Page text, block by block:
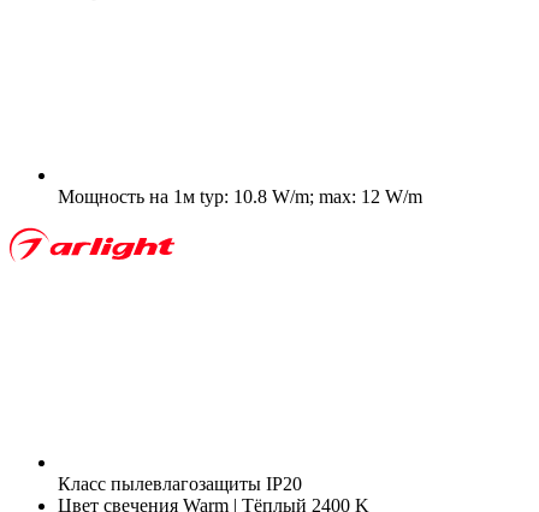
Мощность на 1м typ: 10.8 W/m; max: 12 W/m
Класс пылевлагозащиты IP20
Цвет свечения Warm | Тёплый 2400 K